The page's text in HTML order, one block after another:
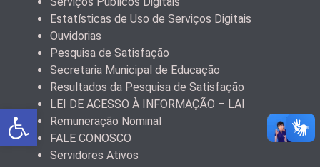
Estatísticas de Uso de Serviços Digitais
Ouvidorias
Pesquisa de Satisfação
Secretaria Municipal de Educação
Resultados da Pesquisa de Satisfação
LEI DE ACESSO À INFORMAÇÃO – LAI
Remuneração Nominal
FALE CONOSCO
Servidores Ativos
Abrir a barra de ferramentas